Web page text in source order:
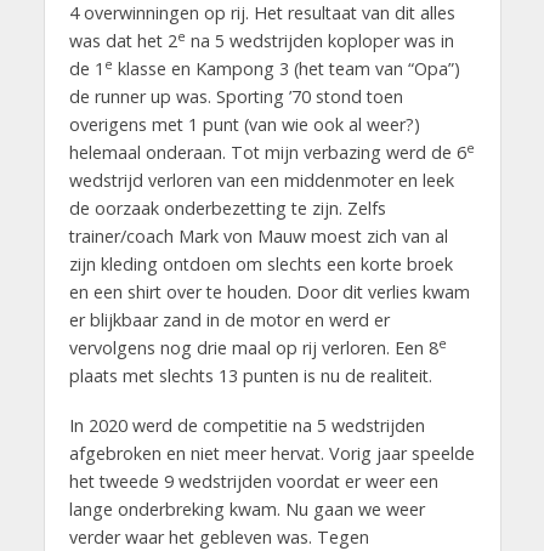
4 overwinningen op rij. Het resultaat van dit alles
was dat het 2e na 5 wedstrijden koploper was in
de 1 e klasse en Kampong 3 (het team van “Opa”)
de runner up was. Sporting ’70 stond toen
overigens met 1 punt (van wie ook al weer?)
helemaal onderaan. Tot mijn verbazing werd de 6e
wedstrijd verloren van een middenmoter en leek
de oorzaak onderbezetting te zijn. Zelfs
trainer/coach Mark von Mauw moest zich van al
zijn kleding ontdoen om slechts een korte broek
en een shirt over te houden. Door dit verlies kwam
er blijkbaar zand in de motor en werd er
vervolgens nog drie maal op rij verloren. Een 8e
plaats met slechts 13 punten is nu de realiteit.
In 2020 werd de competitie na 5 wedstrijden
afgebroken en niet meer hervat. Vorig jaar speelde
het tweede 9 wedstrijden voordat er weer een
lange onderbreking kwam. Nu gaan we weer
verder waar het gebleven was. Tegen